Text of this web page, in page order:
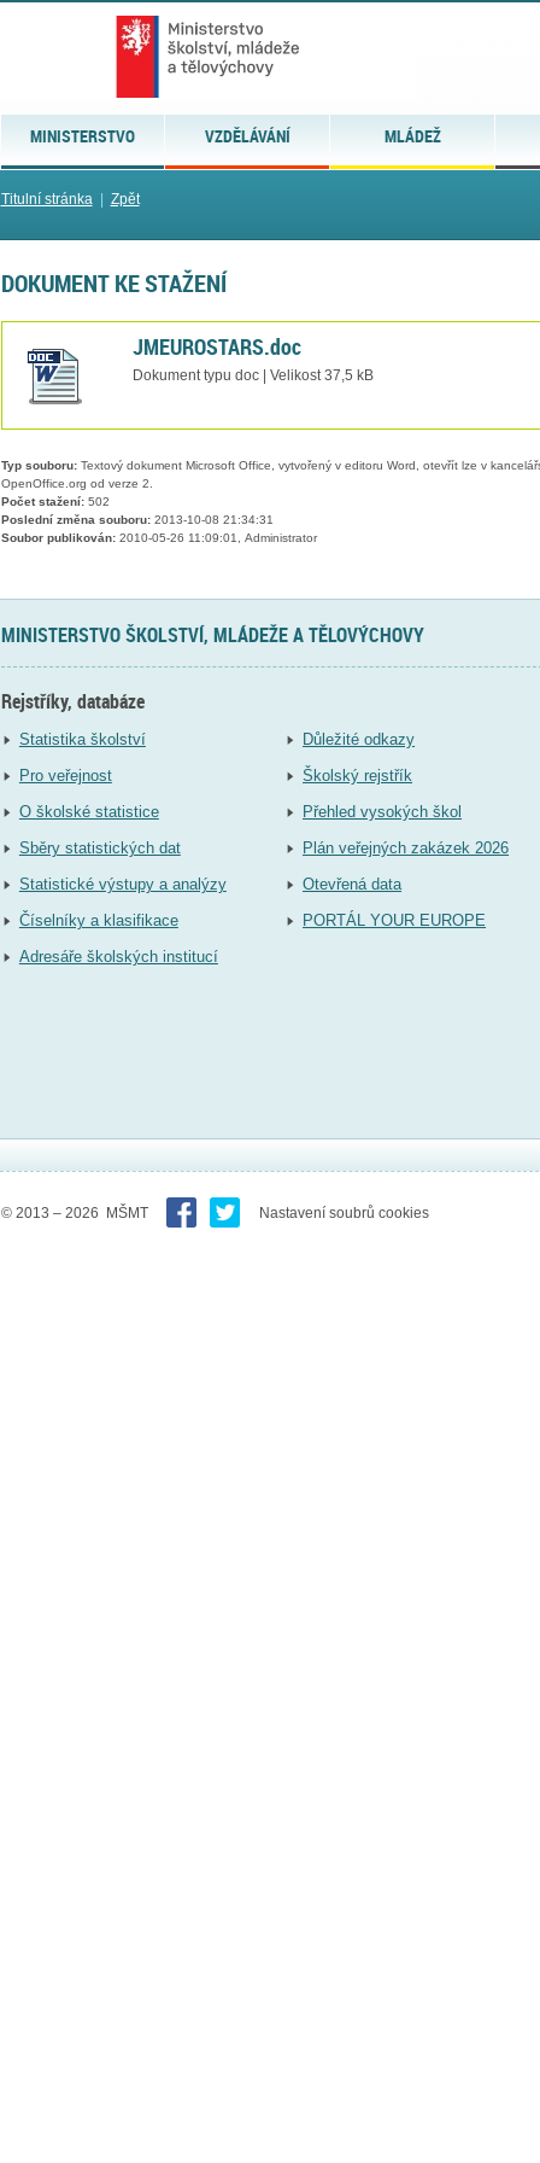
MINISTERSTVO VZDĚLÁVÁNÍ MLÁDEŽ
Titulní stránka| Zpět
DOKUMENT KE STAŽENÍ
JMEUROSTARS.doc
Dokument typu doc | Velikost 37,5 kB
Typ souboru:Textový dokument Microsoft Office, vytvořený v editoru Word, otevřít lze v
OpenOffice.org od verze 2.
Počet stažení:502
Poslední změna souboru:2013-10-08 21:34:31
Soubor publikován:2010-05-26 11:09:01, Administrator
MINISTERSTVO ŠKOLSTVÍ, MLÁDEŽE A TĚLOVÝCHOVY
Rejstříky, databáze
Statistika školství
Pro veřejnost
O školské statistice
Sběry statistických dat
Statistické výstupy a analýzy
Číselníky a klasifikace
Adresáře školských institucí
Důležité odkazy
Školský rejstřík
Přehled vysokých škol
Plán veřejných zakázek 2026
Otevřená data
PORTÁL YOUR EUROPE
© 2013 – 2026 MŠMT Nastavení soubrů cookies